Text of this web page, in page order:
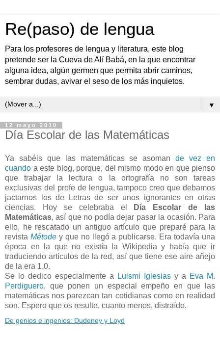
Re(paso) de lengua
Para los profesores de lengua y literatura, este blog
pretende ser la Cueva de Alí Babá, en la que encontrar
alguna idea, algún germen que permita abrir caminos,
sembrar dudas, avivar el seso de los más inquietos.
▼
12 mayo 2010
Día Escolar de las Matemáticas
Ya sabéis que las matemáticas se asomande vez en
cuando a este blog, porque, del mismo modo en que pienso
que trabajar la lectura o la ortografía no son tareas
exclusivas del profe de lengua, tampoco creo que debamos
jactarnos los de Letras de ser unos ignorantes en otras
ciencias. Hoy se celebraba el
Día Escolar de las
Matemáticas, así que no podía dejar pasar la ocasión. Para
ello, he rescatado un antiguo artículo que preparé para la
revista Métodey que no llegó a publicarse. Era todavía una
época en la que no existía la Wikipedia y había que ir
traduciendo artículos de la red, así que tiene ese aire añejo
de la era 1.0.
Se lo dedico especialmente a
Luismi Iglesias y a Eva M.
Perdiguero, que ponen un especial empeño en que las
matemáticas nos parezcan tan cotidianas como en realidad
son. Espero que os resulte, cuanto menos, distraído.
De genios e ingenios: Dudeney y Loyd